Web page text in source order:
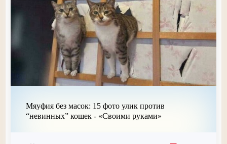
Мяуфия без масок: 15 фото улик против
“невинных” кошек - «Своими руками»